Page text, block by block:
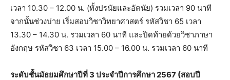
เวลา 10.30 – 12.00 น. (ทั้งปรนัยและอัตนัย) รวมเวลา 90 นาที
จากนั้นช่วงบ่าย เริ่มสอบวิชาวิทยาศาสตร์ รหัสวิชา 65 เวลา
13.30 – 14.30 น. รวมเวลา 60 นาที และปิดท้ายด้วยวิชาภาษา
อังกฤษ รหัสวิชา 63 เวลา 15.00 – 16.00 น. รวมเวลา 60 นาที
ระดับชั้นมัธยมศึกษาปีที่ 3 ประจำปีการศึกษา 2567 (สอบปี